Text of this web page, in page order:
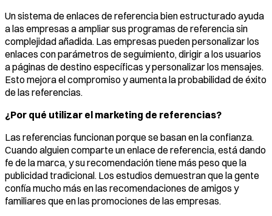
Un sistema de enlaces de referencia bien estructurado ayuda
a las empresas a ampliar sus programas de referencia sin
complejidad añadida. Las empresas pueden personalizar los
enlaces con parámetros de seguimiento, dirigir a los usuarios
a páginas de destino específicas y personalizar los mensajes.
Esto mejora el compromiso y aumenta la probabilidad de éxito
de las referencias.
¿Por qué utilizar el marketing de referencias?
Las referencias funcionan porque se basan en la confianza.
Cuando alguien comparte un enlace de referencia, está dando
fe de la marca, y su recomendación tiene más peso que la
publicidad tradicional. Los estudios demuestran que la gente
confía mucho más en las recomendaciones de amigos y
familiares que en las promociones de las empresas.